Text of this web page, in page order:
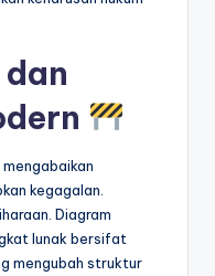
kegagalan.
Diagram
lunak bersifat
mengubah struktur